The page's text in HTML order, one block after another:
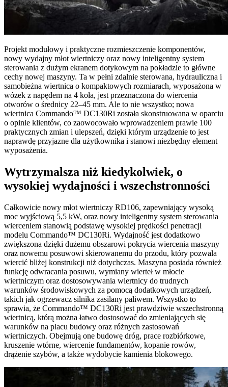
Projekt modułowy i praktyczne rozmieszczenie komponentów,
nowy wydajny młot wiertniczy oraz nowy inteligentny system
sterowania z dużym ekranem dotykowym na pokładzie to główne
cechy nowej maszyny. Ta w pełni zdalnie sterowana, hydrauliczna i
samobieżna wiertnica o kompaktowych rozmiarach, wyposażona w
wózek z napędem na 4 koła, jest przeznaczona do wiercenia
otworów o średnicy 22–45 mm. Ale to nie wszystko; nowa
wiertnica Commando™ DC130Ri została skonstruowana w oparciu
o opinie klientów, co zaowocowało wprowadzeniem prawie 100
praktycznych zmian i ulepszeń, dzięki którym urządzenie to jest
naprawdę przyjazne dla użytkownika i stanowi niezbędny element
wyposażenia.
Wytrzymalsza niż kiedykolwiek, o
wysokiej wydajności i wszechstronności
Całkowicie nowy młot wiertniczy RD106, zapewniający wysoką
moc wyjściową 5,5 kW, oraz nowy inteligentny system sterowania
wierceniem stanowią podstawę wysokiej prędkości penetracji
modelu Commando™ DC130Ri. Wydajność jest dodatkowo
zwiększona dzięki dużemu obszarowi pokrycia wiercenia maszyny
oraz nowemu posuwowi skierowanemu do przodu, który pozwala
wiercić bliżej konstrukcji niż dotychczas. Maszyna posiada również
funkcję odwracania posuwu, wymiany wierteł w młocie
wiertniczym oraz dostosowywania wiertnicy do trudnych
warunków środowiskowych za pomocą dodatkowych urządzeń,
takich jak ogrzewacz silnika zasilany paliwem. Wszystko to
sprawia, że Commando™ DC130Ri jest prawdziwie wszechstronną
wiertnicą, którą można łatwo dostosować do zmieniających się
warunków na placu budowy oraz różnych zastosowań
wiertniczych. Obejmują one budowę dróg, prace rozbiórkowe,
kruszenie wtórne, wiercenie fundamentów, kopanie rowów,
drążenie szybów, a także wydobycie kamienia blokowego.